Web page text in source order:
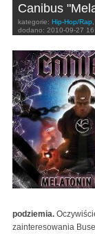
Canibus
kategorie: Hip-Hop/Rap
dodano: 2010-09-27
podziemia.
zainteresowania